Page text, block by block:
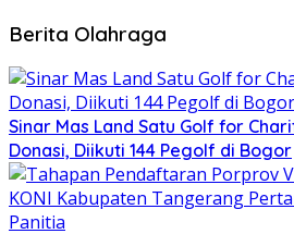
Berita Olahraga
Sinar Mas Land Satu Golf for
Donasi, Diikuti 144 Pegolf di Bogor